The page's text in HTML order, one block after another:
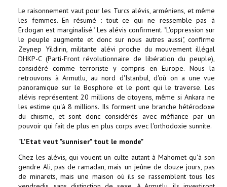
Le raisonnement vaut pour les Turcs alévis, arméniens, et même
les femmes. En résumé : tout ce qui ne ressemble pas à
Erdogan est marginalisé." Les alévis confirment. "L'oppression sur
le peuple augmente et donc sur nous autres aussi", confirme
Zeynep Yildirin, militante alévi proche du mouvement illégal
DHKP-C (Parti-Front révolutionnaire de libération du peuple),
considéré comme terroriste y compris en Europe. Nous la
retrouvons à Armutlu, au nord d'Istanbul, d'où on a une vue
panoramique sur le Bosphore et le pont qui le traverse. Les
alévis représentent 20 millions de citoyens, même si Ankara ne
les estime qu'à 8 millions. Ils forment une branche hétérodoxe
du chiisme, et sont donc considérés avec méfiance par un
pouvoir qui fait de plus en plus corps avec l'orthodoxie sunnite.
"L'Etat veut "sunniser" tout le monde"
Chez les alévis, qui vouent un culte autant à Mahomet qu'à son
gendre Ali, pas de ramadan, mais un jeûne de douze jours, pas
de minarets, mais une maison où ils se rassemblent tous les